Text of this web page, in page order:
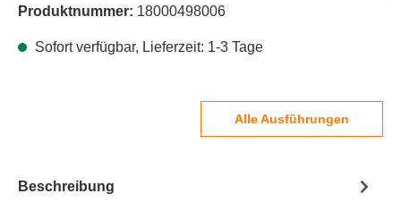
Produktnummer: 18000498006
Sofort verfügbar, Lieferzeit: 1-3 Tage
Alle Ausführungen
Beschreibung